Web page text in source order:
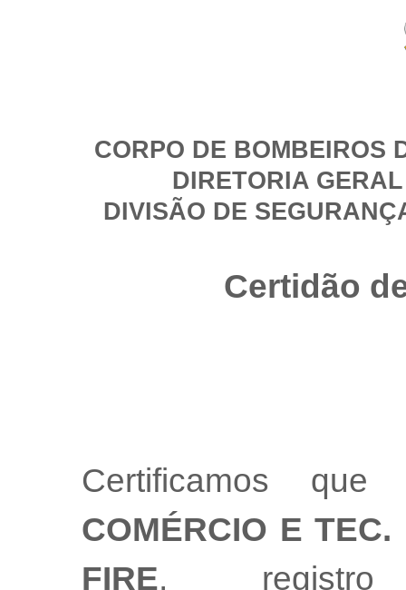
CORPO DE BOMBEIROS
DIRETORIA
DIVISÃO DE
Certidão
Certificamos
COMÉRCIO E
FIRE,